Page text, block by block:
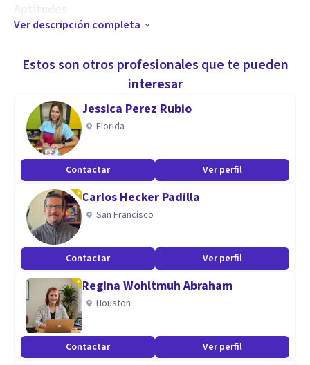
Aptitudes
PSICOLOGÍA CLÍNICA
MEDIACIÓN
RECURSOS HUMANOS
Ver descripción completa
Estos son otros profesionales que te pueden
interesar
Jessica Perez Rubio
Florida
Contactar Ver perfil
Carlos Hecker Padilla
San Francisco
Contactar Ver perfil
Regina Wohltmuh Abraham
Houston
Contactar Ver perfil